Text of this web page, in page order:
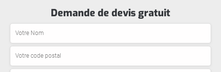
Demande de devis gratuit